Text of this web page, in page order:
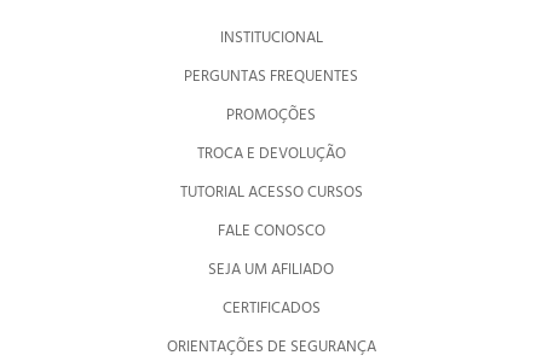
INSTITUCIONAL
PERGUNTAS FREQUENTES
PROMOÇÕES
TROCA E DEVOLUÇÃO
TUTORIAL ACESSO CURSOS
FALE CONOSCO
SEJA UM AFILIADO
CERTIFICADOS
ORIENTAÇÕES DE SEGURANÇA